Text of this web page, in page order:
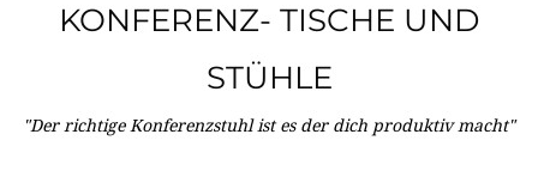
KONFERENZ- TISCHE UND
STÜHLE
"Der richtige Konferenzstuhl ist es der dich produktiv macht"